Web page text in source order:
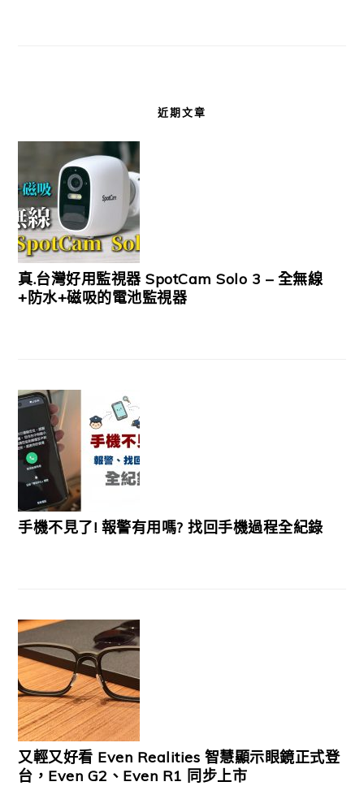
近期文章
真.台灣好用監視器 SpotCam Solo 3 – 全無線
+防水+磁吸的電池監視器
手機不見了! 報警有用嗎? 找回手機過程全紀錄
又輕又好看 Even Realities 智慧顯示眼鏡正式登
台，Even G2、Even R1 同步上市